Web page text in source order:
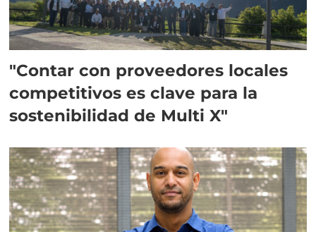
"Contar con proveedores locales
competitivos es clave para la
sostenibilidad de Multi X"